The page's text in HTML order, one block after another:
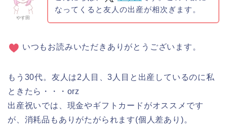
やす田
なってくると友人の出産が相次ぎます。
いつもお読みいただきありがとうございます。
もう30代。友人は2人目、3人目と出産しているのに私
ときたら・・・orz
出産祝いでは、現金やギフトカードがオススメです
が、消耗品もありがたがられます(個人差あり)。